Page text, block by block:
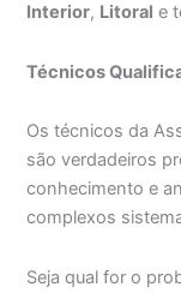
Interior, Litoral e
Técnicos
Os técnicos da
são verdadeiros
conhecimento e
complexos
Seja qual for o